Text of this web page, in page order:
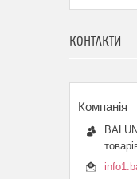
КОНТАКТИ